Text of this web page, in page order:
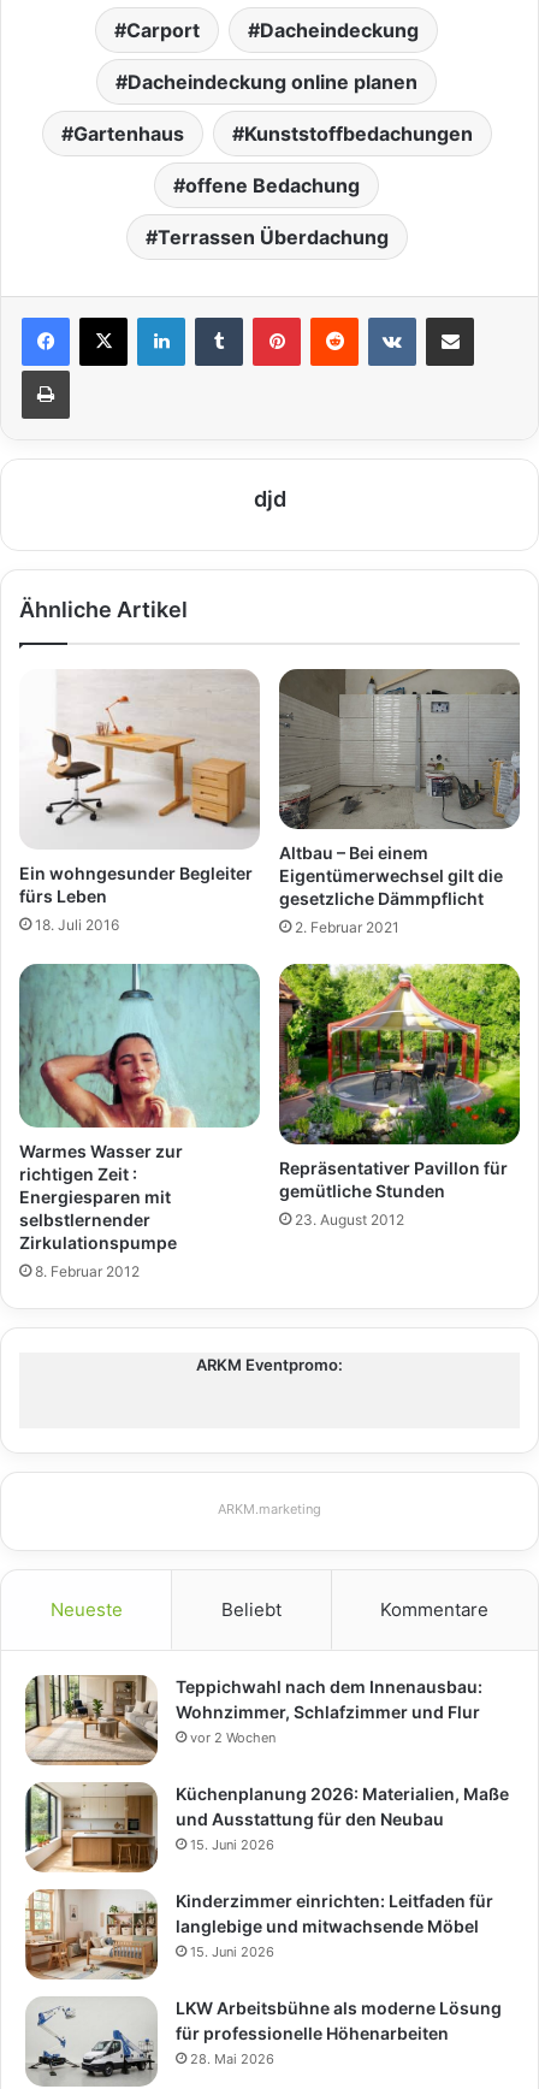
Carport Dacheindeckung
Dacheindeckung online planen
Gartenhaus Kunststoffbedachungen
offene Bedachung
Terrassen Überdachung
djd
Ähnliche Artikel
Ein wohngesunder Begleiter
fürs Leben
18. Juli 2016
Altbau – Bei einem
Eigentümerwechsel gilt die
gesetzliche Dämmpflicht
2. Februar 2021
Warmes Wasser zur
richtigen Zeit :
Energiesparen mit
selbstlernender
Zirkulationspumpe
8. Februar 2012
Repräsentativer Pavillon für
gemütliche Stunden
23. August 2012
ARKM Eventpromo:
ARKM.marketing
Neueste Beliebt Kommentare
Teppichwahl nach dem Innenausbau:
Wohnzimmer, Schlafzimmer und Flur
vor 2 Wochen
Küchenplanung 2026: Materialien, Maße
und Ausstattung für den Neubau
15. Juni 2026
Kinderzimmer einrichten: Leitfaden für
langlebige und mitwachsende Möbel
15. Juni 2026
LKW Arbeitsbühne als moderne Lösung
für professionelle Höhenarbeiten
28. Mai 2026